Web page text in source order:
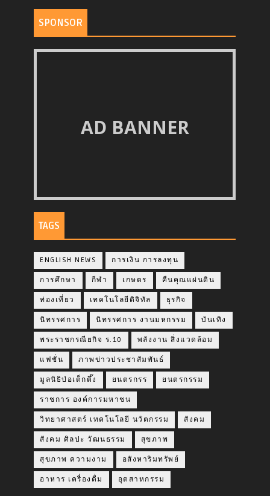
SPONSOR
AD BANNER
TAGS
ENGLISH NEWS การเงิน การลงทุน
การศึกษา กีฬา เกษตร คืนคุณแผ่นดิน
ท่องเที่ยว เทคโนโลยีดิจิทัล ธุรกิจ
นิทรรศการ นิทรรศการ งานมหกรรม บันเทิง
พระราชกรณียกิจ ร.10 พลังงาน สิ่งแวดล้อม
แฟชั่น ภาพข่าวประชาสัมพันธ์
มูลนิธิป่อเต็กตึ๊ง ยนตรกรร ยนตรกรรม
ราชการ องค์การมหาชน
วิทยาศาสตร์ เทคโนโลยี นวัตกรรม สังคม
สังคม ศิลปะ วัฒนธรรม สุขภาพ
สุขภาพ ความงาม อสังหาริมทรัพย์
อาหาร เครื่องดื่ม อุตสาหกรรม